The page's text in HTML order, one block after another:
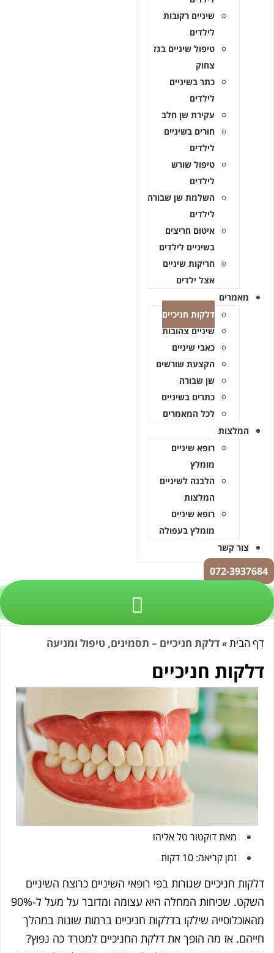
שיניים רקובות
לילדים
טיפול שיניים בגז
צחוק
כתר בשיניים
לילדים
עקירת שן חלב
חורים בשיניים
לילדים
טיפול שורש
לילדים
השלמת שן שבורה
לילדים
איטום חריצים
בשיניים לילדים
חריקות שיניים
אצל ילדים
מאמרים
דלקות חניכיים
שיניים צהובות
כאבי שיניים
הקצעת שורשים
שן שבורה
כתרים בשיניים
לכל המאמרים
המלצות
רופא שיניים
מומלץ
הלבנה לשיניים
המלצות
רופא שיניים
מומלץ בעפולה
צור קשר
072-
הבית»דלקת חניכיים – תסמינים, טיפול ומניעה
חניכיים
מאתדוקטור טל אליהו
זמן קריאה: 10 דקות
חניכיים שגורות בפי רופאי השיניים כרוצח השיניים
השקט. שכיחות המחלה היא עצומה ומדובר על מעל ל-90%
שילקו בדלקות חניכיים ברמות שונות במהלך
אז מה הופך את דלקת החניכיים למטרד כה נפוץ?